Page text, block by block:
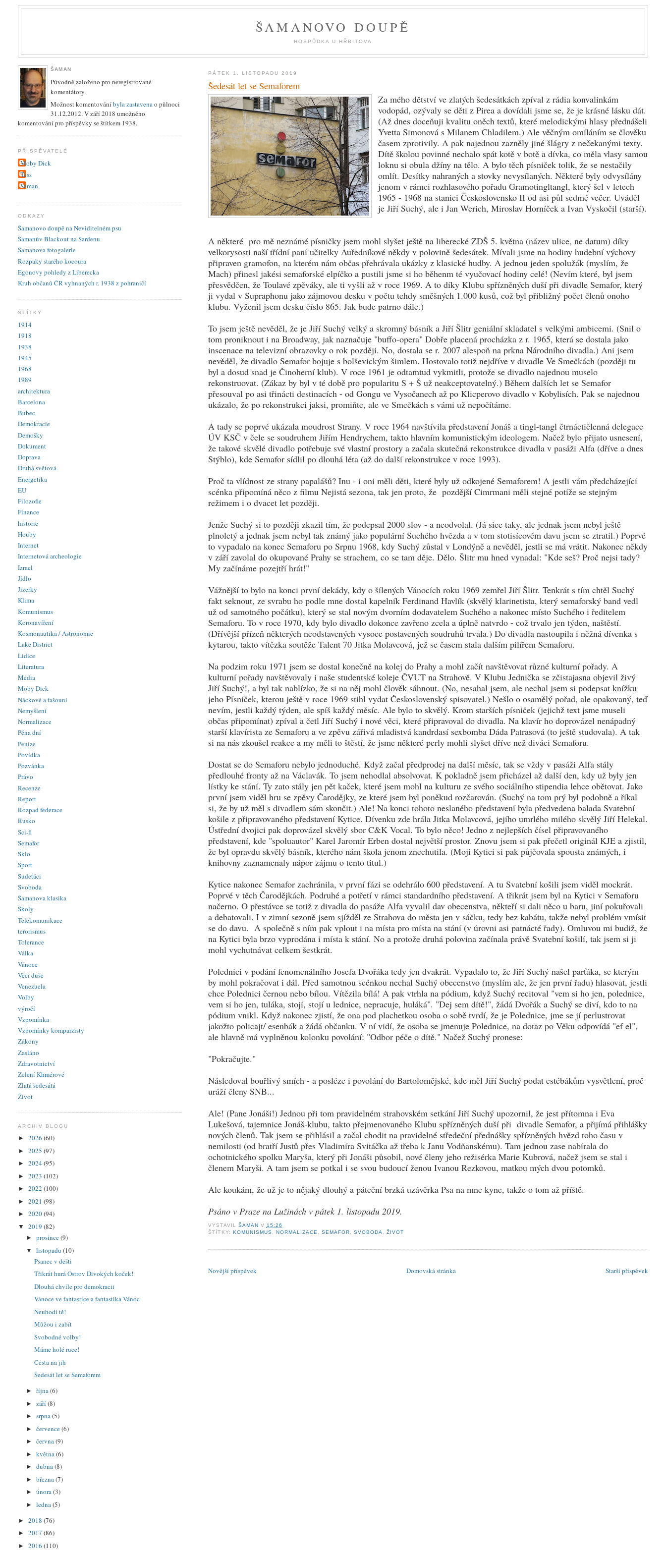
ŠAMANOVO DOUPĚ
HOSPŮDKA U HŘBITOVA
PÁTEK 1. LISTOPADU 2019
Šedesát let se Semaforem
Za mého dětství ve zlatých šedesátkách zpíval z rádia konvalinkám
vodopád, ozývaly se děti z Pirea a dovídali jsme se, že je krásné lásku dát.
(Až dnes doceňuji kvalitu oněch textů, které melodickými hlasy přednášeli
Yvetta Simonová s Milanem Chladilem.) Ale věčným omíláním se člověku
časem zprotivily. A pak najednou zazněly jiné šlágry z nečekanými texty.
Dítě školou povinné nechalo spát kotě v botě a dívka, co měla vlasy samou
loknu si obula džíny na tělo. A bylo těch písniček tolik, že se nestačily
omlít. Desítky nahraných a stovky nevysílaných. Některé byly odvysílány
jenom v rámci rozhlasového pořadu Gramotingltangl, který šel v letech
1965 - 1968 na stanici Československo II od asi půl sedmé večer. Uváděl
je Jiří Suchý, ale i Jan Werich, Miroslav Horníček a Ivan Vyskočil (starší).
A některé pro mě neznámé písničky jsem mohl slyšet ještě na liberecké ZDŠ 5. května (název ulice, ne datum) díky
velkorysosti naší třídní paní učitelky Auředníkové někdy v polovině šedesátek. Mívali jsme na hodiny hudební výchovy
připraven gramofon, na kterém nám občas přehrávala ukázky z klasické hudby. A jednou jeden spolužák (myslím, že
Mach) přinesl jakési semaforské elpíčko a pustili jsme si ho běhenm té vyučovací hodiny celé! (Nevím které, byl jsem
přesvědčen, že Toulavé zpěváky, ale ti vyšli až v roce 1969. A to díky Klubu spřízněných duší při divadle Semafor, který
ji vydal v Supraphonu jako zájmovou desku v počtu tehdy směšných 1.000 kusů, což byl přibližný počet členů onoho
klubu. Vyženil jsem desku číslo 865. Jak bude patrno dále.)
To jsem ještě nevěděl, že je Jiří Suchý velký a skromný básník a Jiří Šlitr geniální skladatel s velkými ambicemi. (Snil o
tom proniknout i na Broadway, jak naznačuje "buffo-opera" Dobře placená procházka z r. 1965, která se dostala jako
inscenace na televizní obrazovky o rok později. No, dostala se r. 2007 alespoň na prkna Národního divadla.) Ani jsem
nevěděl, že divadlo Semafor bojuje s bolševickým šimlem. Hostovalo totiž nejdříve v divadle Ve Smečkách (později tu
byl a dosud snad je Činoherní klub). V roce 1961 je odtamtud vykmitli, protože se divadlo najednou muselo
rekonstruovat. (Zákaz by byl v té době pro popularitu S + Š už neakceptovatelný.) Během dalších let se Semafor
přesouval po asi třinácti destinacích - od Gongu ve Vysočanech až po Klicperovo divadlo v Kobylisích. Pak se najednou
ukázalo, že po rekonstrukci jaksi, promiňte, ale ve Smečkách s vámi už nepočítáme.
A tady se poprvé ukázala moudrost Strany. V roce 1964 navštívila představení Jonáš a tingl-tangl čtrnáctičlenná delegace
ÚV KSČ v čele se soudruhem Jiřím Hendrychem, takto hlavním komunistickým ideologem. Načež bylo přijato usnesení,
že takové skvělé divadlo potřebuje své vlastní prostory a začala skutečná rekonstrukce divadla v pasáži Alfa (dříve a dnes
Stýblo), kde Semafor sídlil po dlouhá léta (až do další rekonstrukce v roce 1993).
Proč ta vlídnost ze strany papalášů? Inu - i oni měli děti, které byly už odkojené Semaforem! A jestli vám předcházející
scénka připomíná něco z filmu Nejistá sezona, tak jen proto, že pozdější Cimrmani měli stejné potíže se stejným
režimem i o dvacet let později.
Jenže Suchý si to později zkazil tím, že podepsal 2000 slov - a neodvolal. (Já sice taky, ale jednak jsem nebyl ještě
plnoletý a jednak jsem nebyl tak známý jako populární Suchého hvězda a v tom stotisícovém davu jsem se ztratil.) Poprvé
to vypadalo na konec Semaforu po Srpnu 1968, kdy Suchý zůstal v Londýně a nevěděl, jestli se má vrátit. Nakonec někdy
v září zavolal do okupované Prahy se strachem, co se tam děje. Dělo. Šlitr mu hned vynadal: "Kde seš? Proč nejsi tady?
My začínáme pozejtří hrát!"
Vážnější to bylo na konci první dekády, kdy o šílených Vánocích roku 1969 zemřel Jiří Šlitr. Tenkrát s tím chtěl Suchý
fakt seknout, ze svrabu ho podle mne dostal kapelník Ferdinand Havlík (skvělý klarinetista, který semaforský band vedl
už od samotného počátku), který se stal novým dvorním dodavatelem Suchého a nakonec místo Suchého i ředitelem
Semaforu. To v roce 1970, kdy bylo divadlo dokonce zavřeno zcela a úplně natvrdo - což trvalo jen týden, naštěstí.
(Dřívější přízeň některých neodstavených vysoce postavených soudruhů trvala.) Do divadla nastoupila i něžná dívenka s
kytarou, takto vítězka soutěže Talent 70 Jitka Molavcová, jež se časem stala dalším pilířem Semaforu.
Na podzim roku 1971 jsem se dostal konečně na kolej do Prahy a mohl začít navštěvovat různé kulturní pořady. A
kulturní pořady navštěvovaly i naše studentské koleje ČVUT na Strahově. V Klubu Jednička se zčistajasna objevil živý
Jiří Suchý!, a byl tak nablízko, že si na něj mohl člověk sáhnout. (No, nesahal jsem, ale nechal jsem si podepsat knížku
jeho Písniček, kterou ještě v roce 1969 stihl vydat Československý spisovatel.) Nešlo o osamělý pořad, ale opakovaný, teď
nevím, jestli každý týden, ale spíš každý měsíc. Ale bylo to skvělý. Krom starších písniček (jejichž text jsme museli
občas připomínat) zpíval a četl Jiří Suchý i nové věci, které připravoval do divadla. Na klavír ho doprovázel nenápadný
starší klavírista ze Semaforu a ve zpěvu zářivá mladistvá kandrdasí sexbomba Dáda Patrasová (to ještě studovala). A tak
si na nás zkoušel reakce a my měli to štěstí, že jsme některé perly mohli slyšet dříve než diváci Semaforu.
Dostat se do Semaforu nebylo jednoduché. Když začal předprodej na další měsíc, tak se vždy v pasáži Alfa stály
předlouhé fronty až na Václavák. To jsem nehodlal absolvovat. K pokladně jsem přicházel až další den, kdy už byly jen
lístky ke stání. Ty zato stály jen pět kaček, které jsem mohl na kulturu ze svého sociálního stipendia lehce obětovat. Jako
první jsem viděl hru se zpěvy Čarodějky, ze které jsem byl poněkud rozčarován. (Suchý na tom prý byl podobně a říkal
si, že by už měl s divadlem sám skončit.) Ale! Na konci tohoto neslaného představení byla předvedena balada Svatební
košile z připravovaného představení Kytice. Dívenku zde hrála Jitka Molavcová, jejího umrlého milého skvělý Jiří Helekal.
Ústřední dvojici pak doprovázel skvělý sbor C&K Vocal. To bylo něco! Jedno z nejlepších čísel připravovaného
představení, kde "spoluautor" Karel Jaromír Erben dostal největší prostor. Znovu jsem si pak přečetl originál KJE a zjistil,
že byl opravdu skvělý básník, kterého nám škola jenom znechutila. (Moji Kytici si pak půjčovala spousta známých, i
knihovny zaznamenaly nápor zájmu o tento titul.)
Kytice nakonec Semafor zachránila, v první fázi se odehrálo 600 představení. A tu Svatební košili jsem viděl mockrát.
Poprvé v těch Čarodějkách. Podruhé a potřetí v rámci standardního představení. A třikrát jsem byl na Kytici v Semaforu
načerno. O přestávce se totiž z divadla do pasáže Alfa vyvalil dav obecenstva, někteří si dali něco u baru, jiní pokuřovali
a debatovali. I v zimní sezoně jsem sjížděl ze Strahova do města jen v sáčku, tedy bez kabátu, takže nebyl problém vmísit
se do davu. A společně s ním pak vplout i na místa pro místa na stání (v úrovni asi patnácté řady). Omluvou mi budiž, že
na Kytici byla brzo vyprodána i místa k stání. No a protože druhá polovina začínala právě Svatební košilí, tak jsem si ji
mohl vychutnávat celkem šestkrát.
Polednici v podání fenomenálního Josefa Dvořáka tedy jen dvakrát. Vypadalo to, že Jiří Suchý našel parťáka, se kterým
by mohl pokračovat i dál. Před samotnou scénkou nechal Suchý obecenstvo (myslím ale, že jen první řadu) hlasovat, jestli
chce Polednici černou nebo bílou. Vítězila bílá! A pak vtrhla na pódium, když Suchý recitoval "vem si ho jen, polednice,
vem si ho jen, tuláka, stojí, stojí u lednice, nepracuje, huláká". "Dej sem dítě!", žádá Dvořák a Suchý se diví, kdo to na
pódium vnikl. Když nakonec zjistí, že ona pod plachetkou osoba o sobě tvrdí, že je Polednice, jme se jí perlustrovat
jakožto policajt/ esenbák a žádá občanku. V ní vidí, že osoba se jmenuje Polednice, na dotaz po Věku odpovídá "ef el",
ale hlavně má vyplněnou kolonku povolání: "Odbor péče o dítě." Načež Suchý pronese:
"Pokračujte."
Následoval bouřlivý smích - a posléze i povolání do Bartolomějské, kde měl Jiří Suchý podat estébákům vysvětlení, proč
uráží členy SNB...
Ale! (Pane Jonáši!) Jednou při tom pravidelném strahovském setkání Jiří Suchý upozornil, že jest přítomna i Eva
Lukešová, tajemnice Jonáš-klubu, takto přejmenovaného Klubu spřízněných duší při divadle Semafor, a přijímá přihlášky
nových členů. Tak jsem se přihlásil a začal chodit na pravidelné středeční přednášky spřízněných hvězd toho času v
nemilosti (od bratří Justů přes Vladimíra Svitáčka až třeba k Janu Vodňanskému). Tam jednou zase nabírala do
ochotnického spolku Maryša, který při Jonáši působil, nové členy jeho režisérka Marie Kubrová, načež jsem se stal i
členem Maryši. A tam jsem se potkal i se svou budoucí ženou Ivanou Rezkovou, matkou mých dvou potomků.
Ale koukám, že už je to nějaký dlouhý a páteční brzká uzávěrka Psa na mne kyne, takže o tom až příště.
Psáno v Praze na Lužinách v pátek 1. listopadu 2019.
VYSTAVIL ŠAMAN V 15:26
ŠTÍTKY: KOMUNISMUS NORMALIZACE SEMAFOR ,SVOBODA ,ŽIVOT
Novější příspěvek Starší příspěvek
Domovská stránka
ŠAMAN
Původně založeno pro neregistrované
komentátory.
Možnost komentováníbyla zastavenao půlnoci
31.12.2012. V září 2018 umožněno
komentování pro příspěvky se štítkem 1938.
PŘISPĚVATELÉ
Moby Dick
Tess
Šaman
ODKAZY
Šamanovo doupě na Neviditelném psu
Šamanův Blackout na Sardenu
Šamanova fotogalerie
Rozpaky starého kocoura
Egonovy pohledy z Liberecka
Kruh občanů ČR vyhnaných r. 1938 z pohraničí
ŠTÍTKY
1914
1918
1938
1945
1968
1989
architektura
Barcelona
Bubec
Demokracie
Demošky
Dokument
Doprava
Druhá světová
Energetika
EU
Filozofie
Finance
historie
Houby
Internet
Internetová archeologie
Izrael
Jídlo
Jizerky
Klima
Komunismus
Koronavíření
Kosmonautika / Astronomie
Lake District
Lidice
Literatura
Média
Moby Dick
Náckové a fašouni
Nemyšlení
Normalizace
Pěna dní
Peníze
Povídka
Pozvánka
Právo
Recenze
Report
Rozpad federace
Rusko
Sci-fi
Semafor
Sklo
Sport
Sudeťáci
Svoboda
Šamanova klasika
Školy
Telekomunikace
terorismus
Tolerance
Válka
Vánoce
Věci duše
Venezuela
Volby
výročí
Vzpomínka
Vzpomínky komparzisty
Zákony
Zasláno
Zdravotnictví
Zelení Khmérové
Zlatá šedesátá
Život
ARCHIV BLOGU
►2026(60)
►2025(97)
►2024(95)
►2023(102)
►2022(100)
►2021(98)
►2020(94)
▼2019(82)
►prosince(9)
▼listopadu(10)
Psanec v dešti
Třikrát hurá Ostrov Divokých koček!
Dlouhá chvíle pro demokracii
Vánoce ve fantastice a fantastika Vánoc
Neuhodí tě!
Můžou i zabít
Svobodné volby!
Máme holé ruce!
Cesta na jih
Šedesát let se Semaforem
►října(6)
►září(8)
►srpna(5)
►července(6)
►června(9)
►května(6)
►dubna(8)
►března(7)
►února(3)
►ledna(5)
►2018(76)
►2017(86)
►2016(110)